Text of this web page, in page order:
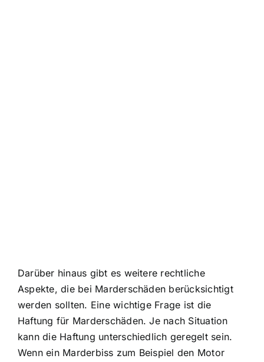
Darüber hinaus gibt es weitere rechtliche
Aspekte, die bei Marderschäden berücksichtigt
werden sollten. Eine wichtige Frage ist die
Haftung für Marderschäden. Je nach Situation
kann die Haftung unterschiedlich geregelt sein.
Wenn ein Marderbiss zum Beispiel den Motor